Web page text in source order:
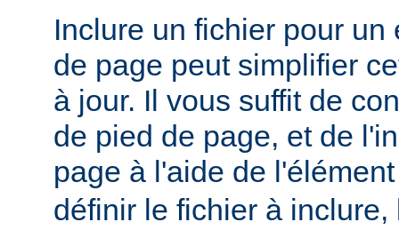
Inclure un fichier pour
de page peut simplifier
à jour. Il vous suffit de
de pied de page, et de
page à l'aide de
définir le fichier à